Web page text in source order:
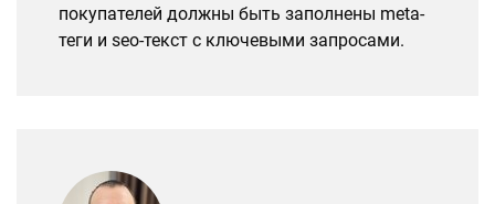
покупателей должны быть заполнены meta-
теги и seo-текст с ключевыми запросами.